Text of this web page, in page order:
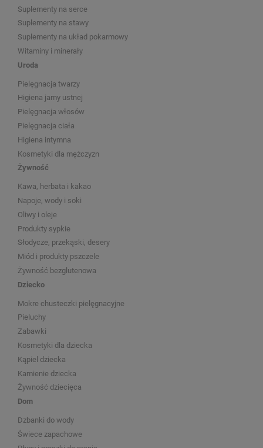
Suplementy na serce
Suplementy na stawy
Suplementy na układ pokarmowy
Witaminy i minerały
Uroda
Pielęgnacja twarzy
Higiena jamy ustnej
Pielęgnacja włosów
Pielęgnacja ciała
Higiena intymna
Kosmetyki dla mężczyzn
Żywność
Kawa, herbata i kakao
Napoje, wody i soki
Oliwy i oleje
Produkty sypkie
Słodycze, przekąski, desery
Miód i produkty pszczele
Żywność bezglutenowa
Dziecko
Mokre chusteczki pielęgnacyjne
Pieluchy
Zabawki
Kosmetyki dla dziecka
Kąpiel dziecka
Kamienie dziecka
Żywność dziecięca
Dom
Dzbanki do wody
Świece zapachowe